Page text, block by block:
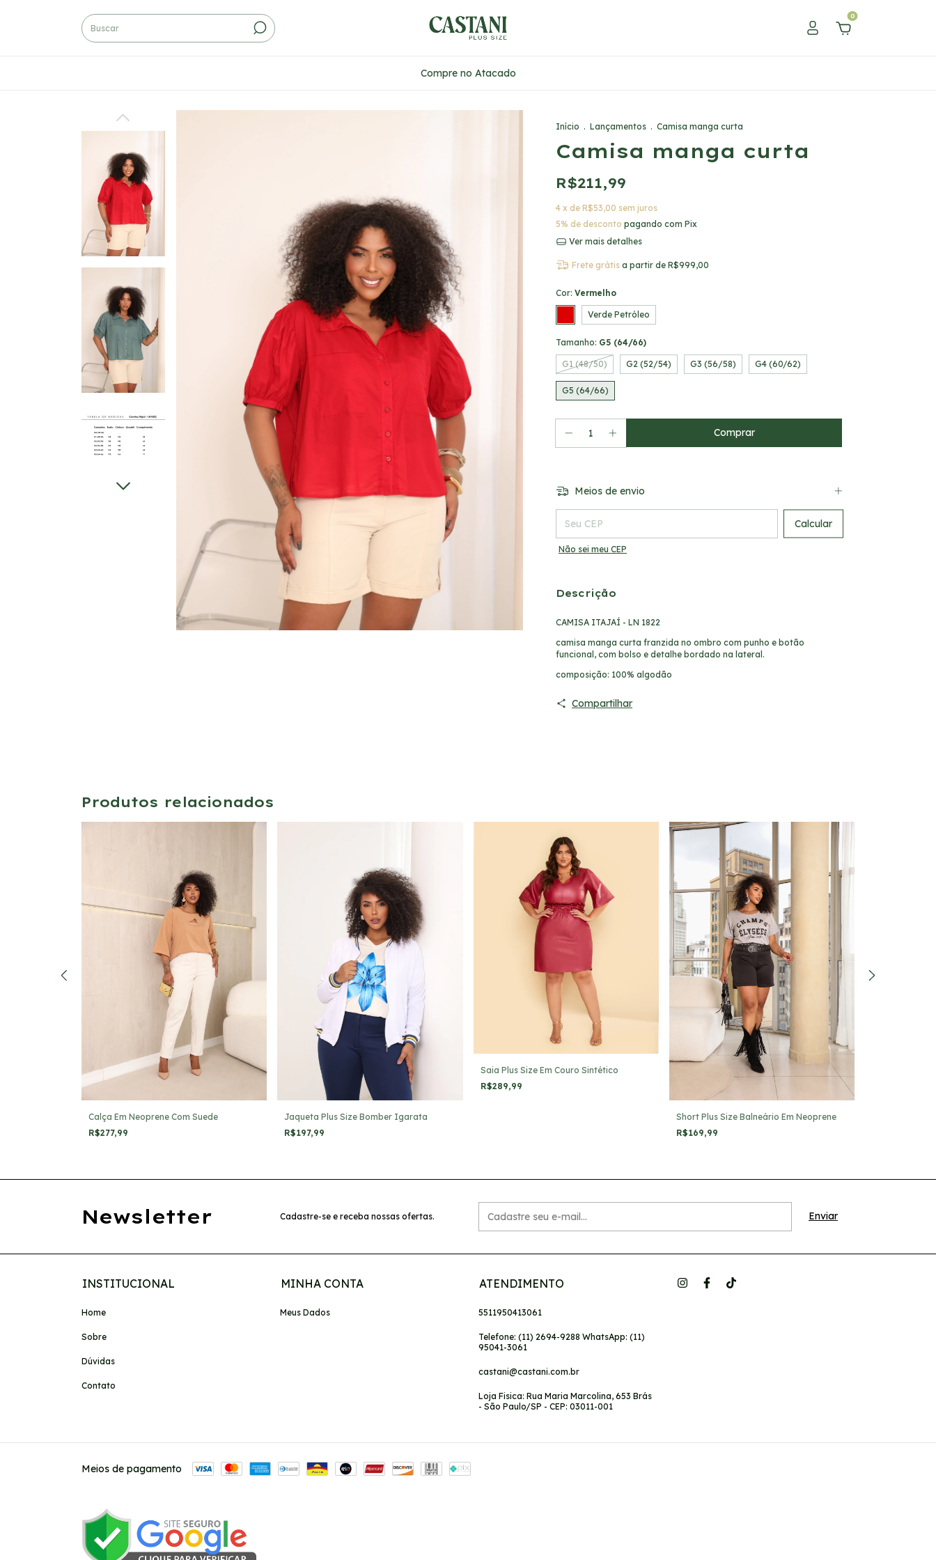
0
Compre no Atacado
Início . Lançamentos . Camisa manga curta
Camisa manga curta
R$211,99
4 x de R$53,00 sem juros
5% de desconto pagando com Pix
Ver mais detalhes
Frete grátis a partir de R$999,00
Cor: Vermelho
Verde Petróleo
Tamanho: G5 (64/66)
G1 (48/50) G2 (52/54) G3 (56/58) G4 (60/62)
G5 (64/66)
Meios de envio
Entregas para o CEP:
Calcular
Não sei meu CEP
Descrição
CAMISA ITAJAÍ - LN 1822
camisa manga curta franzida no ombro com punho e botão
funcional, com bolso e detalhe bordado na lateral.
composição: 100% algodão
Compartilhar
Produtos relacionados
Calça Em Neoprene Com Suede
R$277,99
Jaqueta Plus Size Bomber Igarata
R$197,99
Saia Plus Size Em Couro Sintético
R$289,99
Short Plus Size Balneário Em Neoprene
R$169,99
Newsletter Cadastre-se e receba nossas ofertas.
INSTITUCIONAL
Home
Sobre
Dúvidas
Contato
MINHA CONTA
Meus Dados
ATENDIMENTO
5511950413061
Telefone: (11) 2694-9288 WhatsApp: (11)
95041-3061
castani@castani.com.br
Loja Fisica: Rua Maria Marcolina, 653 Brás
- São Paulo/SP - CEP: 03011-001
Meios de pagamento